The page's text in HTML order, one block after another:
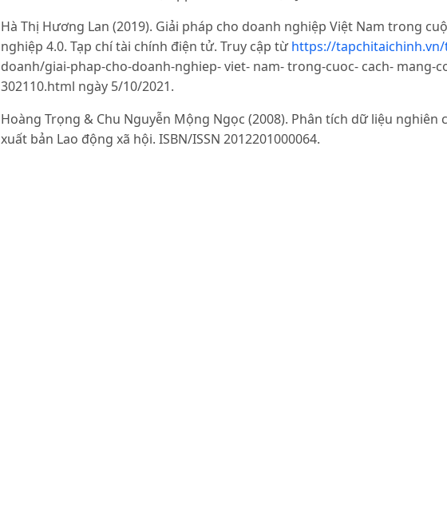
Hà Thị Hương Lan (2019). Giải pháp cho doanh nghiệp Việt Nam trong
nghiệp 4.0. Tạp chí tài chính điện tử. Truy cập từhttps://
doanh/giai-phap-cho-doanh-nghiep- viet- nam- trong-cuoc- cach- mang-
302110.html ngày 5/10/2021.
Hoàng Trọng & Chu Nguyễn Mộng Ngọc (2008). Phân tích dữ liệu nghiên
xuất bản Lao động xã hội. ISBN/ISSN 2012201000064.